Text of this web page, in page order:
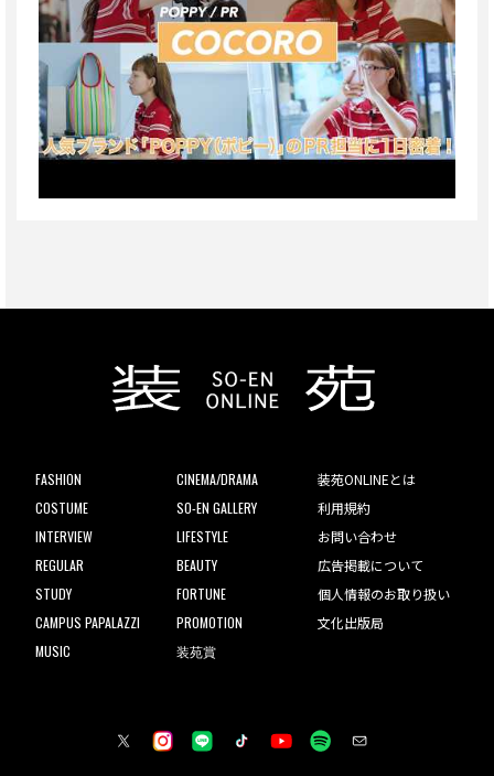
FASHION
COSTUME
INTERVIEW
REGULAR
STUDY
CAMPUS PAPALAZZI
MUSIC
CINEMA/DRAMA
SO-EN GALLERY
LIFESTYLE
BEAUTY
FORTUNE
PROMOTION
装苑賞
装苑ONLINEとは
利用規約
お問い合わせ
広告掲載について
個人情報のお取り扱い
文化出版局